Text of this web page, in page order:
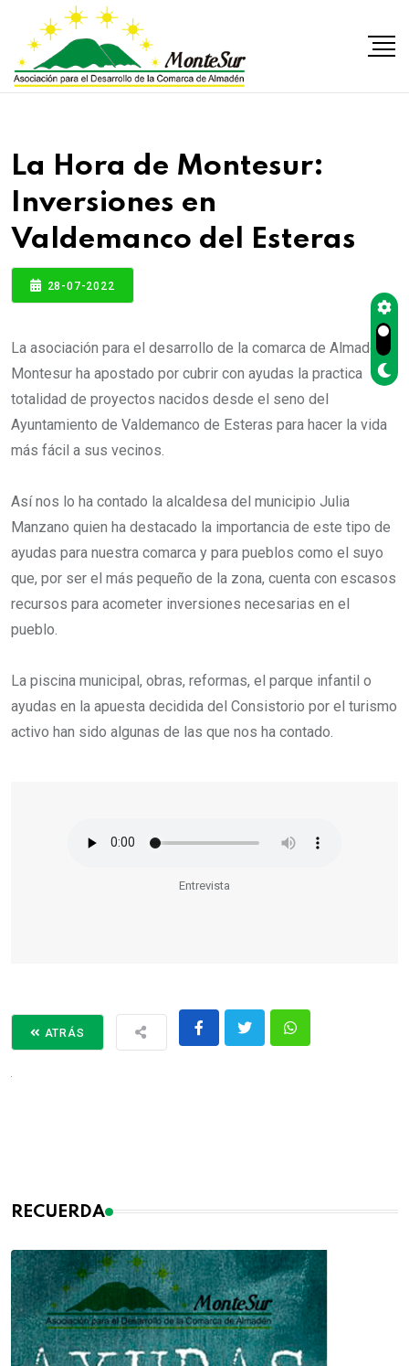
La Hora de Montesur:
Inversiones en
Valdemanco del Esteras
28-07-2022
La asociación para el desarrollo de la comarca de Almadén
Montesur ha apostado por cubrir con ayudas la practica
totalidad de proyectos nacidos desde el seno del
Ayuntamiento de Valdemanco de Esteras para hacer la vida
más fácil a sus vecinos.
Así nos lo ha contado la alcaldesa del municipio Julia
Manzano quien ha destacado la importancia de este tipo de
ayudas para nuestra comarca y para pueblos como el suyo
que, por ser el más pequeño de la zona, cuenta con escasos
recursos para acometer inversiones necesarias en el
pueblo.
La piscina municipal, obras, reformas, el parque infantil o
ayudas en la apuesta decidida del Consistorio por el turismo
activo han sido algunas de las que nos ha contado.
Entrevista
ATRÁS
RECUERDA